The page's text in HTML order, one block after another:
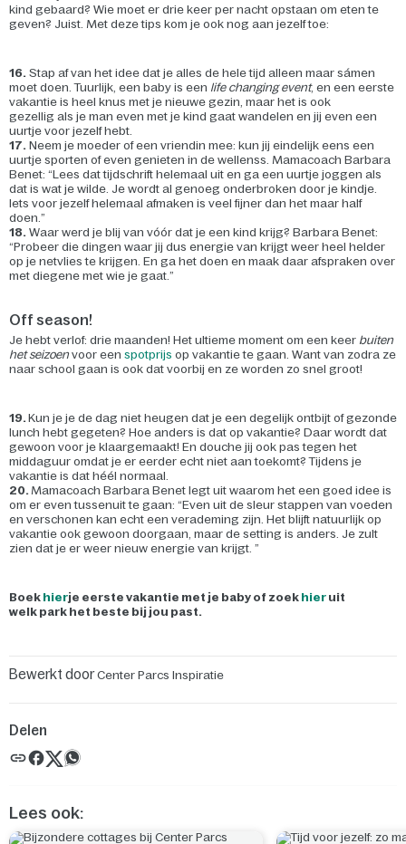
kind gebaard? Wie moet er drie keer per nacht opstaan om eten te
geven? Juist. Met deze tips kom je ook nog aan jezelf toe:
16. Stap af van het idee dat je alles de hele tijd alleen maar sámen
moet doen. Tuurlijk, een baby is een life changing event, en een eerste
vakantie is heel knus met je nieuwe gezin, maar het is ook
gezellig als je man even met je kind gaat wandelen en jij even een
uurtje voor jezelf hebt.
17. Neem je moeder of een vriendin mee: kun jij eindelijk eens een
uurtje sporten of even genieten in de wellenss. Mamacoach Barbara
Benet: “Lees dat tijdschrift helemaal uit en ga een uurtje joggen als
dat is wat je wilde. Je wordt al genoeg onderbroken door je kindje.
Iets voor jezelf helemaal afmaken is veel fijner dan het maar half
doen.”
18. Waar werd je blij van vóór dat je een kind krijg? Barbara Benet:
“Probeer die dingen waar jij dus energie van krijgt weer heel helder
op je netvlies te krijgen. En ga het doen en maak daar afspraken over
met diegene met wie je gaat.”
Off season!
Je hebt verlof: drie maanden! Het ultieme moment om een keer buiten
het seizoenvoor een spotprijs op vakantie te gaan. Want van zodra ze
naar school gaan is ook dat voorbij en ze worden zo snel groot!
19.Kun je je de dag niet heugen dat je een degelijk ontbijt of gezonde
lunch hebt gegeten? Hoe anders is dat op vakantie? Daar wordt dat
gewoon voor je klaargemaakt! En douche jij ook pas tegen het
middaguur omdat je er eerder echt niet aan toekomt? Tijdens je
vakantie is dat héél normaal.
20. Mamacoach Barbara Benet legt uit waarom het een goed idee is
om er even tussenuit te gaan: “Even uit de sleur stappen van voeden
en verschonen kan echt een verademing zijn. Het blijft natuurlijk op
vakantie ook gewoon doorgaan, maar de setting is anders. Je zult
zien dat je er weer nieuw energie van krijgt. ”
Boek hierje eerste vakantie met je baby of zoek hier uit
welk park het beste bij jou past.
Bewerkt doorCenter Parcs Inspiratie
Delen
Lees ook: